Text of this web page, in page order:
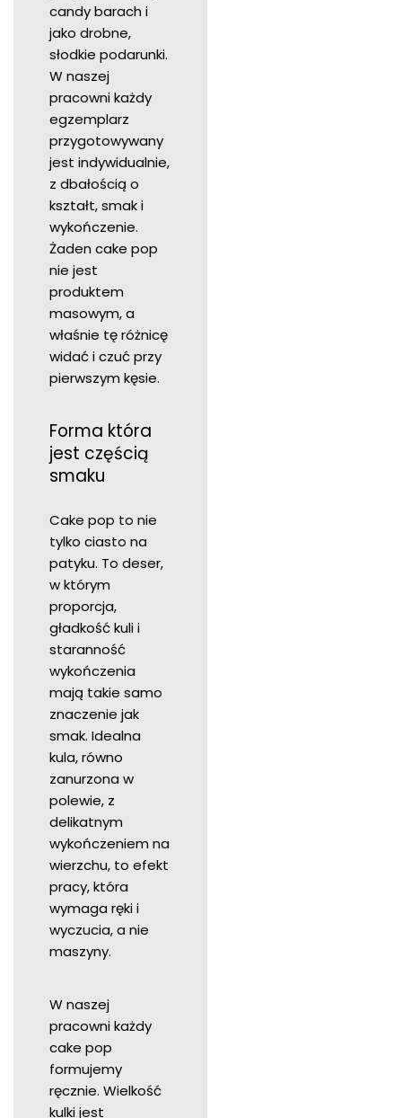
candy barach i
jako drobne,
słodkie podarunki.
W naszej
pracowni każdy
egzemplarz
przygotowywany
jest indywidualnie,
z dbałością o
kształt, smak i
wykończenie.
Żaden cake pop
nie jest
produktem
masowym, a
właśnie tę różnicę
widać i czuć przy
pierwszym kęsie.
Forma która
jest częścią
smaku
Cake pop to nie
tylko ciasto na
patyku. To deser,
w którym
proporcja,
gładkość kuli i
staranność
wykończenia
mają takie samo
znaczenie jak
smak. Idealna
kula, równo
zanurzona w
polewie, z
delikatnym
wykończeniem na
wierzchu, to efekt
pracy, która
wymaga ręki i
wyczucia, a nie
maszyny.
W naszej
pracowni każdy
cake pop
formujemy
ręcznie. Wielkość
kulki jest